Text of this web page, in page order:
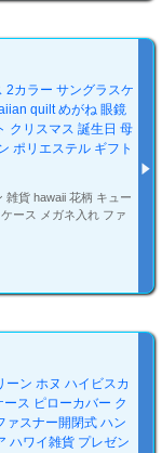
2カラー サングラスケ
quilt めがね 眼鏡
クリスマス 誕生日 母
ポリエステル ギフト
雑貨 hawaii 花柄 キュー
ース メガネ入れ ファ
ーン ホヌ ハイビスカ
ス ピローカバー ク
ァスナー開閉式 ハン
ハワイ雑貨 プレゼン